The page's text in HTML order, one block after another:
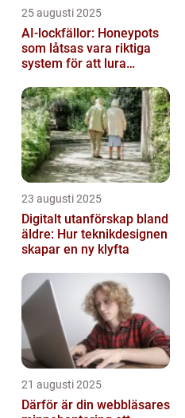
25 augusti 2025
AI-lockfällor: Honeypots
som låtsas vara riktiga
system för att lura
23 augusti 2025
Digitalt utanförskap bland
äldre: Hur teknikdesignen
skapar en ny klyfta
21 augusti 2025
Därför är din webbläsares